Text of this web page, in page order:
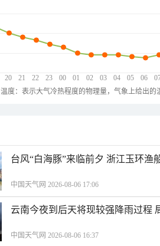
20 21 22 23 00 01 02 03 04 05 06
温度：表示大气冷热程度的物理量，气象上给出
台风“白海豚”来临前夕 浙江玉环渔
中国天气网 2026-08-06 17:06
云南今夜到后天将现较强降雨过程
中国天气网 2026-08-06 16:37